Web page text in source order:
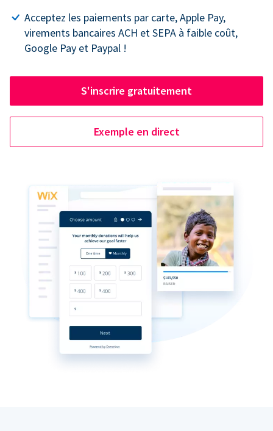
Acceptez les paiements par carte, Apple Pay,
virements bancaires ACH et SEPA à faible coût,
Google Pay et Paypal !
S'inscrire gratuitement
Exemple en direct